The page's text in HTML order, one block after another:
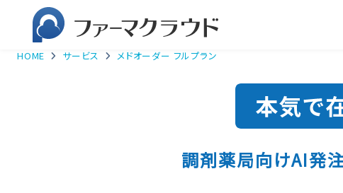
HOME サービス メドオーダー フルプラン
調剤薬局向けAI発